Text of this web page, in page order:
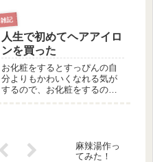
技術書典 技術書典とは、
「ITや機械工作、またそれら
に似た領域に関する本」を販
売するイベントのようで
す。 技術書典の存在を知っ
たの...
雑記
人生で初めてヘアアイロ
ンを買った
お化粧をするとすっぴんの自
分よりもかわいくなれる気が
するので、お化粧をするのは
てもかわいいな～と思ったん
です。そして、自分は今まで
麻辣湯作っ
てみた！